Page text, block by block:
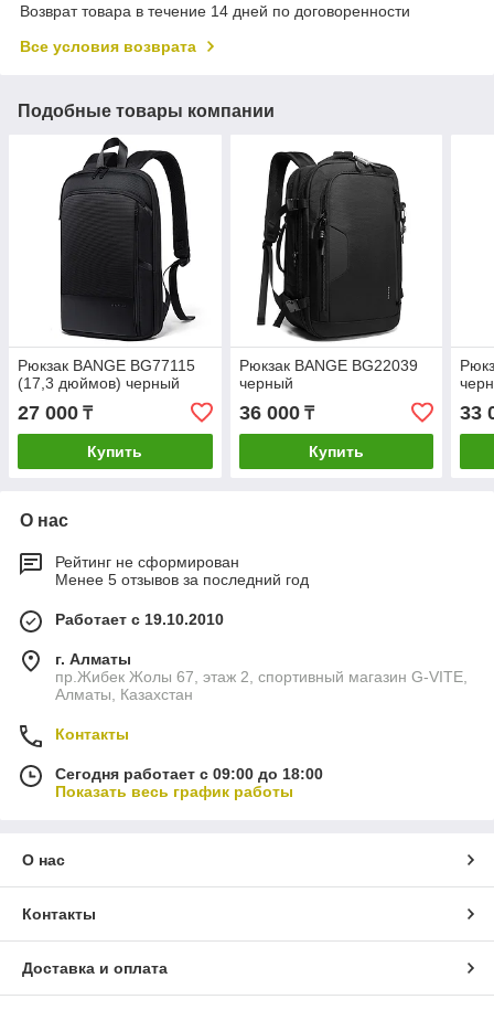
Возврат товара в течение 14 дней по договоренности
Все условия возврата
Подобные товары компании
Рюкзак BANGE BG77115
(17,3 дюймов) черный
27 000 ₸
Купить
Рюкзак BANGE BG22039
черный
36 000₸
Купить
33
О нас
Рейтинг не сформирован
Менее 5 отзывов за последний год
Работает с 19.10.2010
г. Алматы
пр.Жибек Жолы 67, этаж 2, спортивный магазин G-VITE,
Алматы, Казахстан
Контакты
Сегодня работает с 09:00 до 18:00
Показать весь график работы
О нас
Контакты
Доставка и оплата